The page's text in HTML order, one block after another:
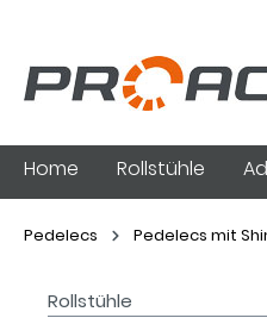
Home Rollstühle
Pedelecs Pedelecs mit
Rollstühle